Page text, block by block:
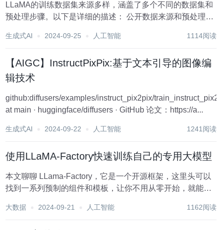
LLaMA的训练数据集来源多样，涵盖了多个不同的数据集和
预处理步骤。以下是详细的描述： 公开数据来源和预处理
2020年）对2017年至2020年间的五个Comm...
生成式AI 2024-09-25 人工智能 1114阅读
【AIGC】InstructPixPix:基于文本引导的图像编
辑技术
github:diffusers/examples/instruct_pix2pix/
at main · huggingface/diffusers · GitHub 论文：https://a...
生成式AI 2024-09-22 人工智能 1241阅读
使用LLaMA-Factory快速训练自己的专用大模型
本文聊聊 LLama-Factory，它是一个开源框架，这里头可以
找到一系列预制的组件和模板，让你不用从零开始，就能训
章生成器，甚至是问答系统，都能搞定。而且，LLama-
大数据 2024-09-21 人工智能 1162阅读